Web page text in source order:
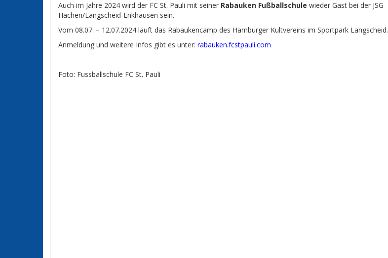
Auch im Jahre 2024 wird der FC St. Pauli mit seiner Rabauken Fußballschule wieder Gast bei der JSG
Hachen/Langscheid-Enkhausen sein.
Vom 08.07. – 12.07.2024 läuft das Rabaukencamp des Hamburger Kultvereins im Sportpark Langscheid.
Anmeldung und weitere Infos gibt es unter: rabauken.fcstpauli.com
Foto: Fussballschule FC St. Pauli